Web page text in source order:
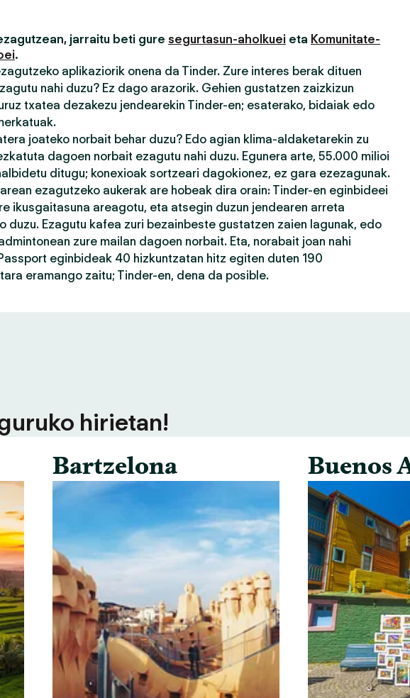
jarraitu beti gure segurtasun-aholkuei eta Komunitate-
.
aplikaziorik onena da Tinder. Zure interes berak dituen
nahi duzu? Ez dago arazorik. Gehien gustatzen zaizkizun
txatea dezakezu jendearekin Tinder-en; esaterako, bidaiak edo
joateko norbait behar duzu? Edo agian klima-aldaketarekin zu
dagoen norbait ezagutu nahi duzu. Egunera arte, 55.000 milioi
ditugu; konexioak sortzeari dagokionez, ez gara ezezagunak.
ezagutzeko aukerak are hobeak dira orain: Tinder-en eginbideei
ikusgaitasuna areagotu, eta atsegin duzun jendearen arreta
duzu. Ezagutu kafea zuri bezainbeste gustatzen zaien lagunak, edo
zure mailan dagoen norbait. Eta, norabait joan nahi
eginbideak 40 hizkuntzatan hitz egiten duten 190
eramango zaitu; Tinder-en, dena da posible.
hirietan!
Bartzelona Buenos